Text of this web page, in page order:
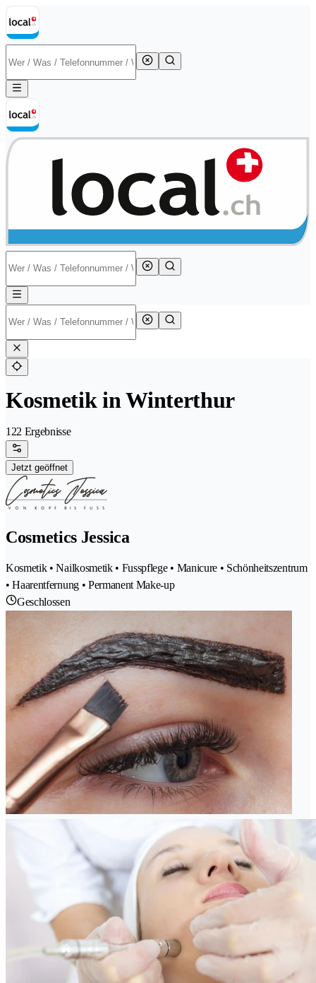
Kosmetik in Winterthur
122 Ergebnisse
Jetzt geöffnet
Cosmetics Jessica
Kosmetik • Nailkosmetik • Fusspflege • Manicure • Schönheitszentrum
• Haarentfernung • Permanent Make-up
Geschlossen